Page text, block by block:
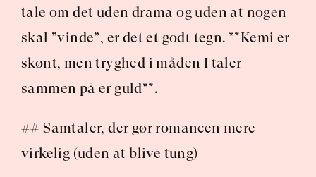
tale om det uden drama og uden at nogen
skal ”vinde”, er det et godt tegn. **Kemi er
skønt, men tryghed i måden I taler
sammen på er guld**.
## Samtaler, der gør romancen mere
virkelig (uden at blive tung)